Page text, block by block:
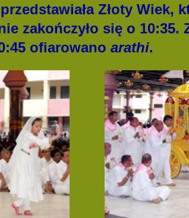
Złoty Wiek,
zakończyło się o 10:35.
ofiarowano arathi.